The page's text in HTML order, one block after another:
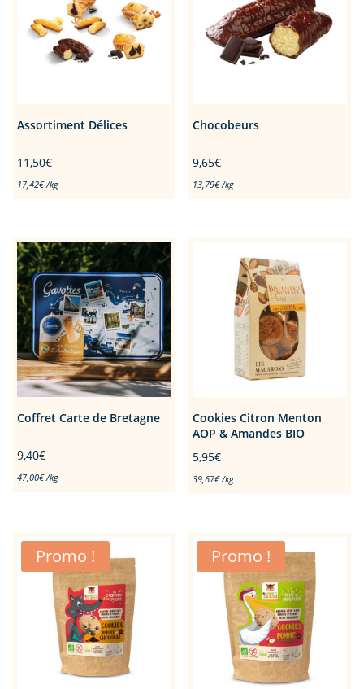
Assortiment Délices
11,50€
17,42€ /kg
Chocobeurs
9,65€
13,79€ /kg
Coffret Carte de Bretagne
9,40€
47,00€ /kg
Cookies Citron Menton
AOP & Amandes BIO
5,95€
39,67€ /kg
Promo ! Promo !